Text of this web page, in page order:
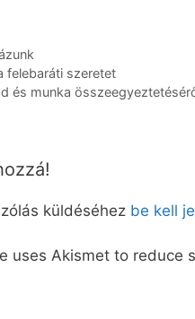
felebaráti szeretet
és munka
küldéséhez be kell
uses Akismet to reduce